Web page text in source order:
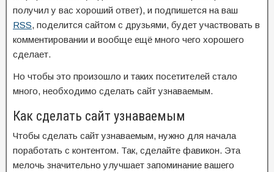
получил у вас хороший ответ), и подпишется на ваш
RSS, поделится сайтом с друзьями, будет участвовать в
комментировании и вообще ещё много чего хорошего
сделает.
Но чтобы это произошло и таких посетителей стало
много, необходимо сделать сайт узнаваемым.
Как сделать сайт узнаваемым
Чтобы сделать сайт узнаваемым, нужно для начала
поработать с контентом. Так, сделайте фавикон. Эта
мелочь значительно улучшает запоминание вашего